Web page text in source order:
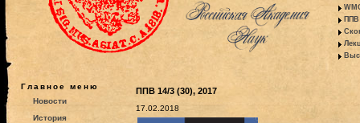
ППВ
Главное меню
Новости
История
ППВ 14/3 (30), 2017
17.02.2018